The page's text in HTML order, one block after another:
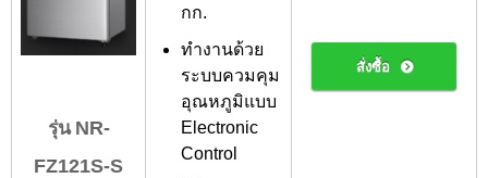
รุ่น NR-
FZ121S-S
กก.
ทำงานด้วย
ระบบควมคุม
อุณหภูมิแบบ
Electronic
Control
สั่งซื้อ